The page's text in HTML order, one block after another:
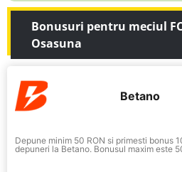
Bonusuri pentru meciul
Osasuna
Betano
Depune minim 50 RON si primesti bonus
depuneri la Betano. Bonusul maxim este